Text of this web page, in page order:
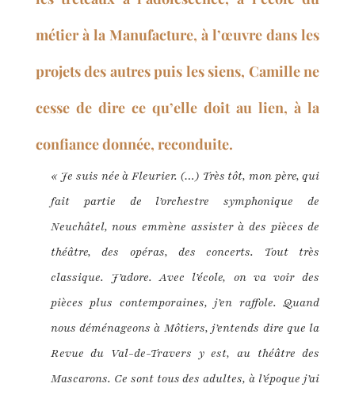
métier à la Manufacture, à l’œuvre dans les
projets des autres puis les siens, Camille ne
cesse de dire ce qu’elle doit au lien, à la
confiance donnée, reconduite.
« Je suis née à Fleurier. (…) Très tôt, mon père, qui
fait partie de l’orchestre symphonique de
Neuchâtel, nous emmène assister à des pièces de
théâtre, des opéras, des concerts. Tout très
classique. J’adore. Avec l’école, on va voir des
pièces plus contemporaines, j’en raffole. Quand
nous déménageons à Môtiers, j’entends dire que la
Revue du Val-de-Travers y est, au théâtre des
Mascarons. Ce sont tous des adultes, à l’époque j’ai